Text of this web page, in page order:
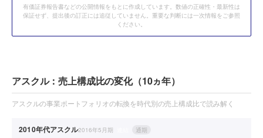
有価証券報告書などの公開情報をもとに作成しています。数値の正確性・最新性は
保証せず、提出後の訂正には追従していません。重要な判断には一次情報をご参照
ください。
アスクル：売上構成比の変化（10ヵ年）
アスクルの事業ポートフォリオの転換を時代別の売上構成比で読み解く
2010年代アスクル2016年5月期 通期